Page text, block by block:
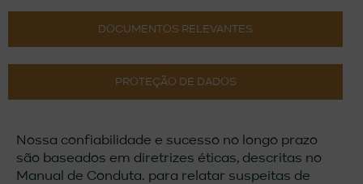
DOCUMENTOS RELEVANTES
PROTEÇÃO DE DADOS
Nossa confiabilidade e sucesso no longo prazo
são baseados em diretrizes éticas, descritas no
Manual de Conduta. para relatar suspeitas de